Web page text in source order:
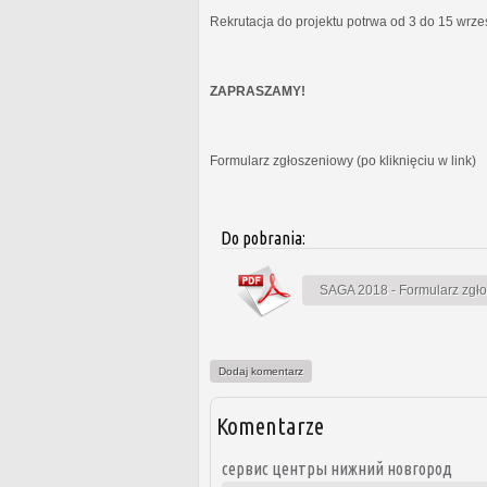
Rekrutacja do projektu potrwa od 3 do 15
ZAPRASZAMY!
Formularz zgłoszeniowy (po kliknięciu w link)
Do pobrania:
SAGA 2018 - Formularz
Dodaj komentarz
Komentarze
сервис центры нижний новгород